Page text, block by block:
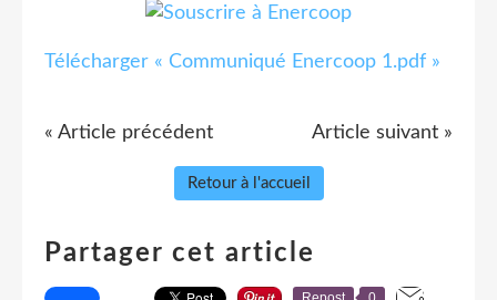
Télécharger « Communiqué Enercoop 1.pdf »
« Article précédent Article suivant »
Retour à l'accueil
Partager cet article